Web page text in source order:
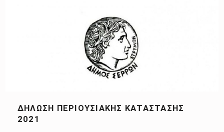
ΔΉΛΩΣΗ ΠΕΡΙΟΥΣΙΑΚΉΣ ΚΑΤΆΣΤΑΣΗΣ
2021